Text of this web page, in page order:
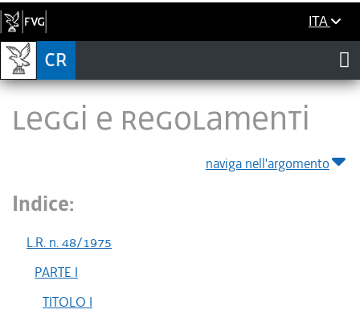
ITA
LEGGI E REGOLAMENTI
naviga nell'argomento
Indice:
L.R. n. 48/1975
PARTE I
TITOLO I